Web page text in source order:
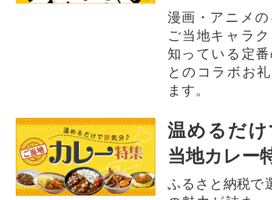
漫画・アニメ
ご当地キャラ
知っている定
とのコラボお
ます。​
温めるだ
当地カレー
ふるさと納税で